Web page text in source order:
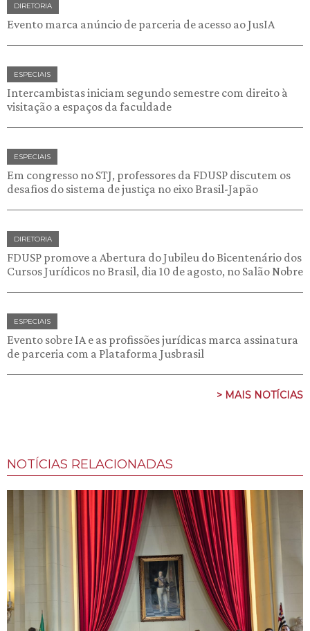
DIRETORIA
Evento marca anúncio de parceria de acesso ao JusIA
ESPECIAIS
Intercambistas iniciam segundo semestre com direito à
visitação a espaços da faculdade
ESPECIAIS
Em congresso no STJ, professores da FDUSP discutem os
desafios do sistema de justiça no eixo Brasil-Japão
DIRETORIA
FDUSP promove a Abertura do Jubileu do Bicentenário dos
Cursos Jurídicos no Brasil, dia 10 de agosto, no Salão Nobre
ESPECIAIS
Evento sobre IA e as profissões jurídicas marca assinatura
de parceria com a Plataforma Jusbrasil
> MAIS NOTÍCIAS
NOTÍCIAS RELACIONADAS